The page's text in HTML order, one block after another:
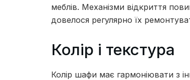
меблів. Механізми відкриття
довелося регулярно їх
Колір і текстура
Колір шафи має гармоніювати з